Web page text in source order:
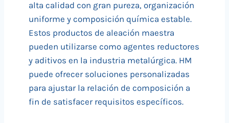
alta calidad con gran pureza, organización
uniforme y composición química estable.
Estos productos de aleación maestra
pueden utilizarse como agentes reductores
y aditivos en la industria metalúrgica. HM
puede ofrecer soluciones personalizadas
para ajustar la relación de composición a
fin de satisfacer requisitos específicos.